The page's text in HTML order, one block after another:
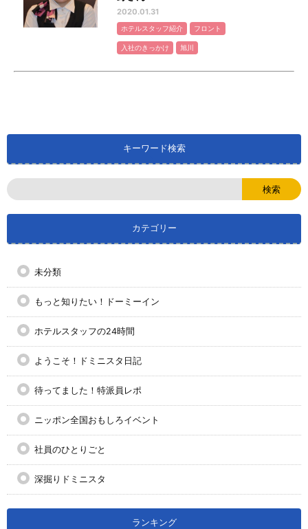
2020.01.31
ホテルスタッフ紹介 フロント
入社のきっかけ 旭川
キーワード検索
カテゴリー
未分類
もっと知りたい！ドーミーイン
ホテルスタッフの24時間
ようこそ！ドミニスタ日記
待ってました！特派員レポ
ニッポン全国おもしろイベント
社員のひとりごと
深掘りドミニスタ
ランキング